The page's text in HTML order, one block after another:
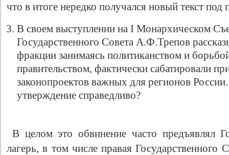
что в итоге нередко получался новый текст
В своем выступлении на I Монархическом
Государственного Совета А.Ф.Трепов
фракции занимаясь политиканством и
правительством, фактически сабатировали
законопроектов важных для регионов
утверждение справедливо?
В целом это обвинение часто предъявлял
лагерь, в том числе правая Государственного